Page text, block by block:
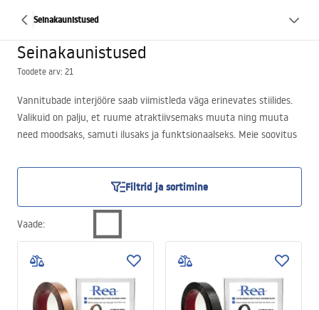
Seinakaunistused
Seinakaunistused
Toodete arv: 21
Vannitubade interjööre saab viimistleda väga erinevates stiilides.
Valikuid on palju, et ruume atraktiivsemaks muuta ning muuta
need moodsaks, samuti ilusaks ja funktsionaalseks. Meie soovitus
kaunistusi. Meil on huvitav kollektsioon mitmes värvivalikus.
Filtrid ja sortimine
Vaade: